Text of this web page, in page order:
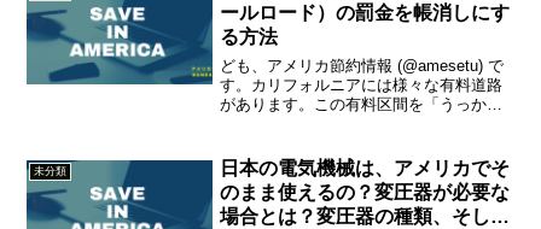
ールロード）の罰金を帳消しにす
る方法
ども、アメリカ節約情報 (@amesetu) で
す。カリフォルニアには様々な有料道路
があります。この有料区間を「うっか
罰金を帳消しにする方法を紹介します。
カリフォルニア...
未分類
日本の電気機械は、アメリカでそ
のまま使えるの？変圧器が必要な
場合とは？変圧器の種類、そして